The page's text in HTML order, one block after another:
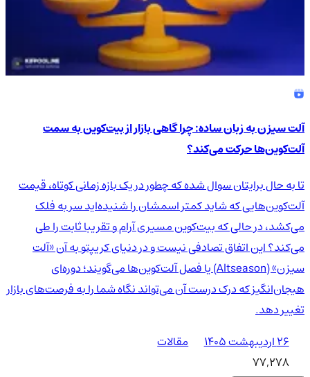
آلت سیزن به زبان ساده: چرا گاهی بازار از بیت‌کوین به سمت
آلت‌کوین‌ها حرکت می‌کند؟
تا به حال برایتان سوال شده که چطور در یک بازه زمانی کوتاه، قیمت
آلت‌کوین‌هایی که شاید کمتر اسمشان را شنیده‌اید سر به فلک
می‌کشد، در حالی که بیت‌کوین مسیری آرام و تقریبا ثابت را طی
می‌کند؟ این اتفاق تصادفی نیست و در دنیای کریپتو به آن «آلت
سیزن» (Altseason) یا فصل آلت‌کوین‌ها می‌گویند؛ دوره‌ای
هیجان‌انگیز که درک درست آن می‌تواند نگاه شما را به فرصت‌های بازار
تغییر دهد.
۲۶ اردیبهشت ۱۴۰۵
مقالات
77,278